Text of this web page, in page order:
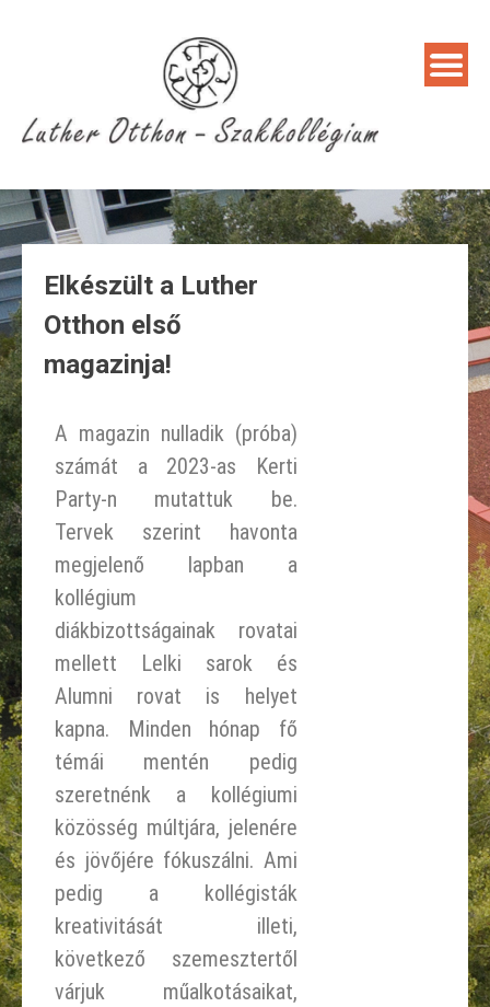
Elkészült a Luther
Otthon első
magazinja!
A magazin nulladik (próba)
számát a 2023-as Kerti
Party-n mutattuk be.
Tervek szerint havonta
megjelenő lapban a
kollégium
diákbizottságainak rovatai
mellett Lelki sarok és
Alumni rovat is helyet
kapna. Minden hónap fő
témái mentén pedig
szeretnénk a kollégiumi
közösség múltjára, jelenére
és jövőjére fókuszálni. Ami
pedig a kollégisták
kreativitását illeti,
következő szemesztertől
várjuk műalkotásaikat,